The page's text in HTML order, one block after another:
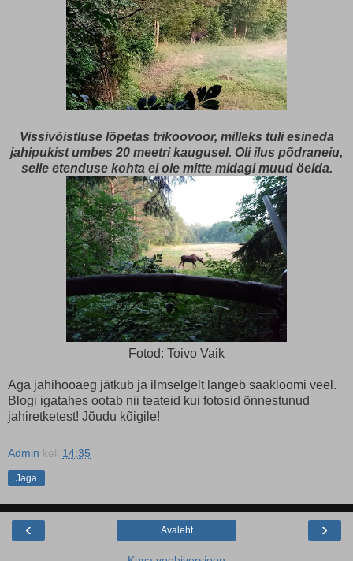
Vissivõistluse lõpetas trikoovoor, milleks tuli esineda
jahipukist umbes 20 meetri kaugusel. Oli ilus põdraneiu,
selle etenduse kohta ei ole mitte midagi muud öelda.
Fotod: Toivo Vaik
Aga jahihooaeg jätkub ja ilmselgelt langeb saakloomi veel.
Blogi igatahes ootab nii teateid kui fotosid õnnestunud
jahiretketest! Jõudu kõigile!
Admin kell 14:35
Jaga
‹ ›
Avaleht